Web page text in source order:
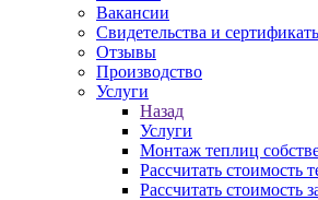
Вакансии
Свидетельства и
Отзывы
Производство
Услуги
Назад
Услуги
Монтаж теплиц
Рассчитать стоимость
Рассчитать стоимость